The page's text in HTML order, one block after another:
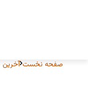
صفحه نخست آخرین